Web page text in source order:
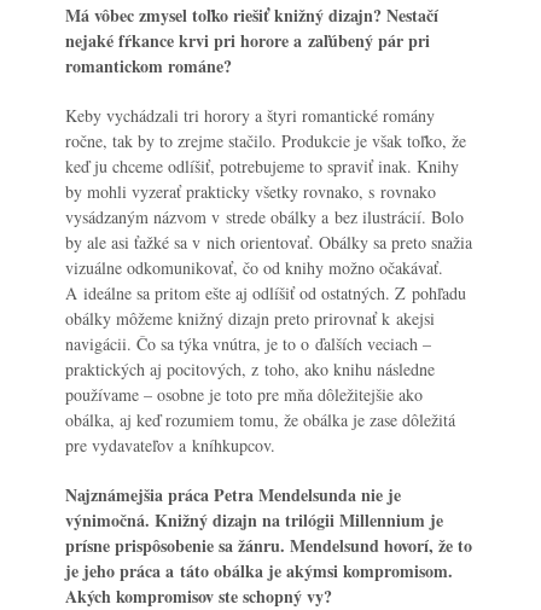
Má vôbec zmysel toľko riešiť knižný dizajn? Nestačí
nejaké fŕkance krvi pri horore a zaľúbený pár pri
romantickom románe?
Keby vychádzali tri horory a štyri romantické romány
ročne, tak by to zrejme stačilo. Produkcie je však toľko, že
keď ju chceme odlíšiť, potrebujeme to spraviť inak. Knihy
by mohli vyzerať prakticky všetky rovnako, s rovnako
vysádzaným názvom v strede obálky a bez ilustrácií. Bolo
by ale asi ťažké sa v nich orientovať. Obálky sa preto snažia
vizuálne odkomunikovať, čo od knihy možno očakávať.
A ideálne sa pritom ešte aj odlíšiť od ostatných. Z pohľadu
obálky môžeme knižný dizajn preto prirovnať k akejsi
navigácii. Čo sa týka vnútra, je to o ďalších veciach –
praktických aj pocitových, z toho, ako knihu následne
používame – osobne je toto pre mňa dôležitejšie ako
obálka, aj keď rozumiem tomu, že obálka je zase dôležitá
pre vydavateľov a kníhkupcov.
Najznámejšia práca Petra Mendelsunda nie je
výnimočná. Knižný dizajn na trilógii Millennium je
prísne prispôsobenie sa žánru. Mendelsund hovorí, že to
je jeho práca a táto obálka je akýmsi kompromisom.
Akých kompromisov ste schopný vy?